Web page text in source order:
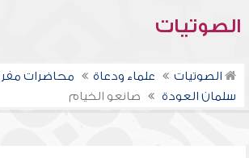
الصوتيات
الصوتيات علماء ودعاة
محاضرات
سلمان العودة
صانعو الخيام